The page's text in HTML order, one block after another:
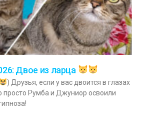
Двое из ларца
) Друзья, если у вас двоится в глазах
просто Румба и Джуниор освоили